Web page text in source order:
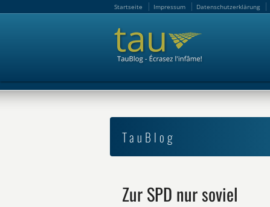
Startseite Impressum Datenschutzerklärung
TauBlog
Zur SPD nur soviel
Startseite Impressum Datenschutzerklärung